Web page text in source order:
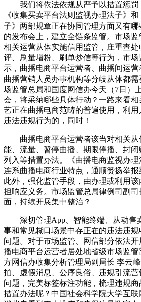
我们将依法依规从严予以措置惩罚
《收集买卖平台法则监视办理法子》
子》两部规章正在协同管理方面又有哪
的发布会上，建立全链条监管。市场
相关运营从体实施信用监管，庄重查
评、刷量增粉、刷单炒信等行为，市
示，曲播电商平台运营者、曲播间运营
曲播营销人员办事机构等分歧从体都需
场监管总局和国度网信办今天（7日）
会，将采纳哪些具体行动？一路来看
艺正在曲播电商范畴的普遍使用，利
违法违规行为的，同时！
曲播电商平台运营者该当对相关从
能、流量、暂停曲播、期限停播、封闭
列入等措置办法。《曲播电商监视办
连系曲播电商行业特点，通顺赞扬举报
此外，强化监管手段，由办理或利用
担响应义务。市场监管总局律例司副
面，持续开展集中整治？
深切管理App、智能终端、从动售
事和常见糊口场景中存正在的违法违
问题。对于市场监管、网信部分依法
播电商平台运营者居处地省级市场监
方网信办收集分析管理局副局长 李云
拍、虚假消息、公序良俗、违规引流
问题，完美标签标注功能，梳理违规
措置办法呢？中国社会科学院大学互联